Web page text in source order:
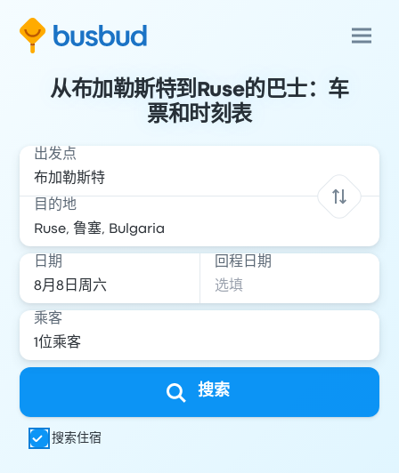
从布加勒斯特到Ruse的巴士：车
票和时刻表
出发点
目的地
日期 回程日期
乘客
搜索
搜索住宿